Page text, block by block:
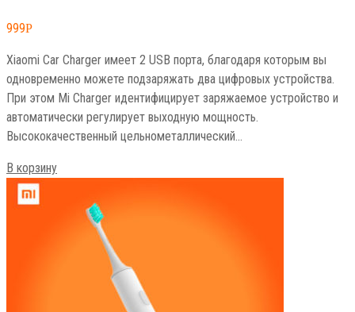
999Р
Xiaomi Car Charger имеет 2 USB порта, благодаря которым вы
одновременно можете подзаряжать два цифровых устройства.
При этом Mi Charger идентифицирует заряжаемое устройство и
автоматически регулирует выходную мощность.
Высококачественный цельнометаллический…
В корзину